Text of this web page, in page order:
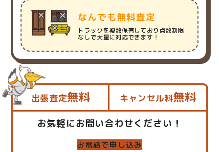
なんでも無料査定
トラックを複数保有しており点数制限
なしで大量に対応できます！
出張査定無料 キャンセル料無料
お気軽にお問い合わせください！
お電話で申し込み